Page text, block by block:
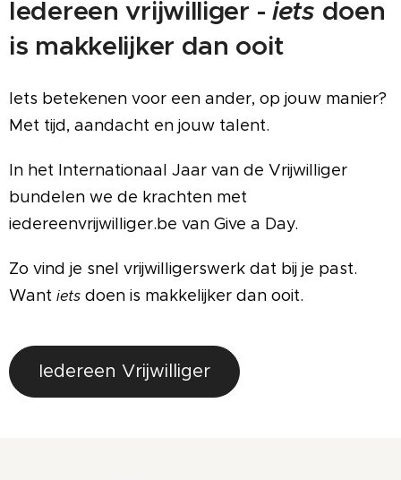
Iedereen vrijwilliger -iets doen
is makkelijker dan ooit
Iets betekenen voor een ander, op jouw manier?
Met tijd, aandacht en jouw talent.
In het Internationaal Jaar van de Vrijwilliger
bundelen we de krachten met
iedereenvrijwilliger.be van Give a Day.
Zo vind je snel vrijwilligerswerk dat bij je past.
Want iets doen is makkelijker dan ooit.
Iedereen Vrijwilliger